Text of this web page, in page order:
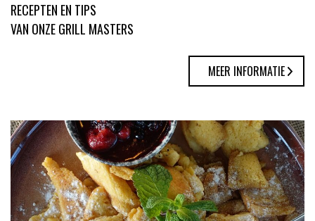
RECEPTEN EN TIPS
VAN ONZE GRILL MASTERS
MEER INFORMATIE